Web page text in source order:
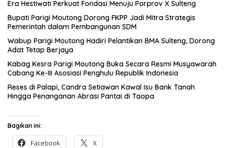
Era Hestiwati Perkuat Fondasi Menuju Porprov X Sulteng
Bupati Parigi Moutong Dorong FKPP Jadi Mitra Strategis
Pemerintah dalam Pembangunan SDM
Wabup Parigi Moutong Hadiri Pelantikan BMA Sulteng, Dorong
Adat Tetap Berjaya
Kabag Kesra Parigi Moutong Buka Secara Resmi Musyawarah
Cabang Ke-III Asosiasi Penghulu Republik Indonesia
Reses di Palapi, Candra Setiawan Kawal Isu Bank Tanah
Hingga Penanganan Abrasi Pantai di Taopa
Bagikan ini:
Facebook X